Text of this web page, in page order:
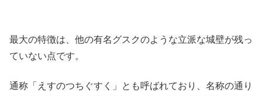
最大の特徴は、他の有名グスクのような立派な城壁が残っ
ていない点です。
通称「えすのつちぐすく」とも呼ばれており、名称の通り